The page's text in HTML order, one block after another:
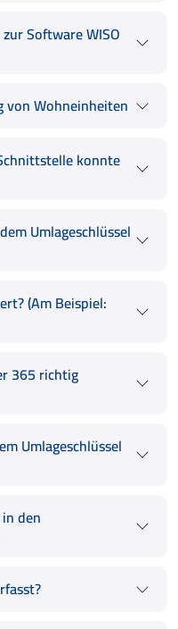
Software WISO
von Wohneinheiten
konnte
Umlageschlüssel
(Am Beispiel:
365 richtig
Umlageschlüssel
den